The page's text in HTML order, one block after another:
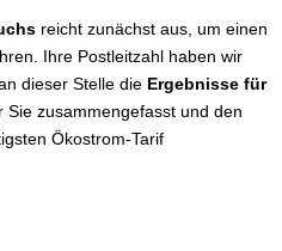
reicht zunächst aus, um einen
Ihre Postleitzahl haben wir
dieser Stelle die Ergebnisse für
Sie zusammengefasst und den
Ökostrom-Tarif